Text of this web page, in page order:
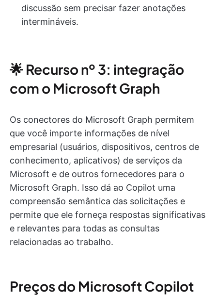
discussão sem precisar fazer anotações
intermináveis.
🌟 Recurso nº 3: integração
com o Microsoft Graph
Os conectores do Microsoft Graph permitem
que você importe informações de nível
empresarial (usuários, dispositivos, centros de
conhecimento, aplicativos) de serviços da
Microsoft e de outros fornecedores para o
Microsoft Graph. Isso dá ao Copilot uma
compreensão semântica das solicitações e
permite que ele forneça respostas significativas
e relevantes para todas as consultas
relacionadas ao trabalho.
Preços do Microsoft Copilot